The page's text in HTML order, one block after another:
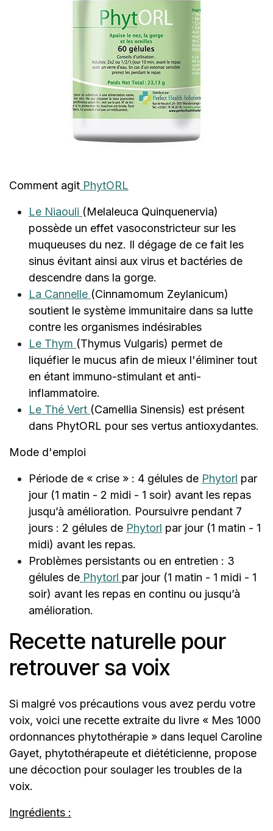
Comment agit PhytORL
Le Niaouli (Melaleuca Quinquenervia)
possède un effet vasoconstricteur sur les
muqueuses du nez. Il dégage de ce fait les
sinus évitant ainsi aux virus et bactéries de
descendre dans la gorge.
La Cannelle (Cinnamomum Zeylanicum)
soutient le système immunitaire dans sa lutte
contre les organismes indésirables
Le Thym (Thymus Vulgaris) permet de
liquéfier le mucus afin de mieux l'éliminer tout
en étant immuno-stimulant et anti-
inflammatoire.
Le Thé Vert (Camellia Sinensis) est présent
dans PhytORL pour ses vertus antioxydantes.
Mode d'emploi
Période de « crise » : 4 gélules de Phytorl par
jour (1 matin - 2 midi - 1 soir) avant les repas
jusqu’à amélioration. Poursuivre pendant 7
jours : 2 gélules de Phytorl par jour (1 matin - 1
midi) avant les repas.
Problèmes persistants ou en entretien : 3
gélules de Phytorl par jour (1 matin - 1 midi - 1
soir) avant les repas en continu ou jusqu’à
amélioration.
Recette naturelle pour
retrouver sa voix
Si malgré vos précautions vous avez perdu votre
voix, voici une recette extraite du livre « Mes 1000
ordonnances phytothérapie » dans lequel Caroline
Gayet, phytothérapeute et diététicienne, propose
une décoction pour soulager les troubles de la
voix.
Ingrédients :